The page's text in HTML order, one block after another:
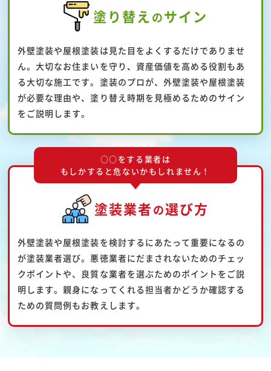
塗り替え のサイン
外壁塗装や屋根塗装は見た目をよくするだけでありませ
ん。大切なお住まいを守り、資産価値を高める役割もあ
る大切な施工です。塗装のプロが、外壁塗装や屋根塗装
が必要な理由や、塗り替え時期を見極めるためのサイン
をご説明します。
○○をする業者は
もしかすると危ないかもしれません！
塗装業者の選び方
外壁塗装や屋根塗装を検討するにあたって重要になるの
が塗装業者選び。悪徳業者にだまされないためのチェッ
クポイントや、良質な業者を選ぶためのポイントをご説
明します。親身になってくれる担当者かどうか確認する
ための質問例もお教えします。